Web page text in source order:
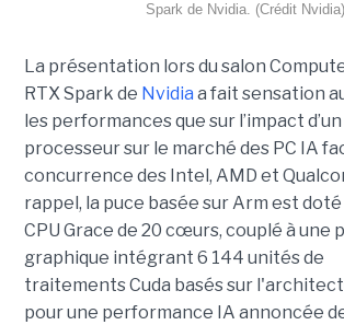
Spark de Nvidia. (Crédit Nvidia)
La présentation lors du salon
RTX Spark de Nvidia a fait sensation
les performances que sur l’impact d’un
processeur sur le marché des PC IA
concurrence des Intel, AMD et
rappel, la puce basée sur Arm est doté
CPU Grace de 20 cœurs, couplé à une
graphique intégrant 6 144 unités de
traitements Cuda basés sur
pour une performance IA annoncée